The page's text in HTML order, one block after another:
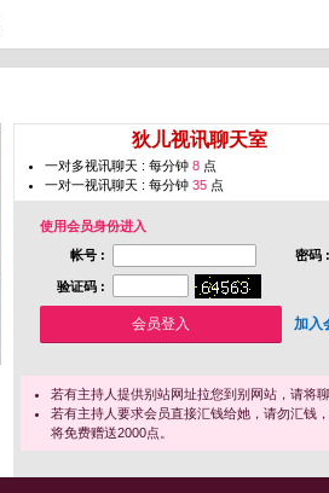
狄儿视讯聊天室
一对多视讯聊天 : 每分钟 8 点
一对一视讯聊天 : 每分钟 35 点
使用会员身份进入
帐号 :
密码 :
验证码 :
加入
若有主持人提供别站网址拉您到别网站，请将
若有主持人要求会员直接汇钱给她，请勿汇钱
将免费赠送2000点。